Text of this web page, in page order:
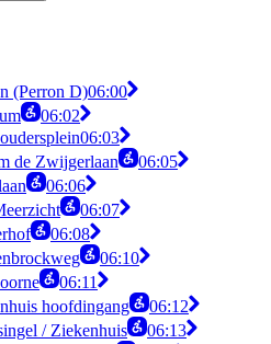
(Perron D)06:00
06:02
06:03
de Zwijgerlaan
06:05
06:06
06:07
06:08
06:10
06:11
hoofdingang
06:12
/ Ziekenhuis
06:13